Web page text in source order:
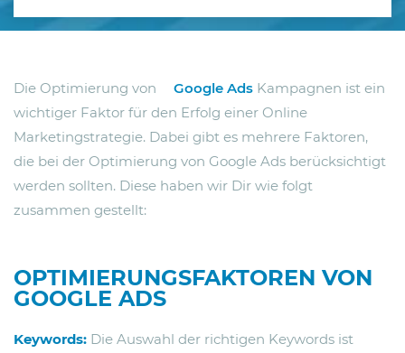
Die Optimierung von Google Ads Kampagnen ist ein
wichtiger Faktor für den Erfolg einer Online
Marketingstrategie. Dabei gibt es mehrere Faktoren,
die bei der Optimierung von Google Ads berücksichtigt
werden sollten. Diese haben wir Dir wie folgt
zusammen gestellt:
OPTIMIERUNGSFAKTOREN VON
GOOGLE ADS
Keywords: Die Auswahl der richtigen Keywords ist